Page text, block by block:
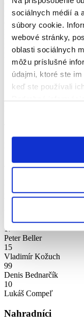
sociálnych médií a
súbory cookie.
webové stránky,
oblasti sociálnych
môžu príslušné
údajmi, ktoré ste
keď ste používali
Podrobné
90:00
Peter Fabian
Gól z hry
Nadstavený čas
Koniec18:47
FK Veľká Lomnica
DOMÁCI
Základná zostava
5
71
Ján Olekšák
21
Viliam Kužel
Martin Kožuch
17
Peter Beller
15
Vladimír Kožuch
99
Denis Bednarčík
10
Lukáš Compeľ
Nahradníci